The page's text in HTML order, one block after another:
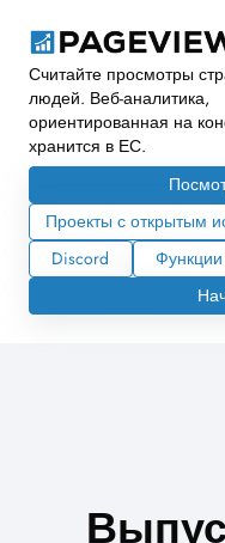
Считайте просмотры
людей. Веб-аналитика,
ориентированная на
хранится в ЕС.
Проекты с открытым
Discord